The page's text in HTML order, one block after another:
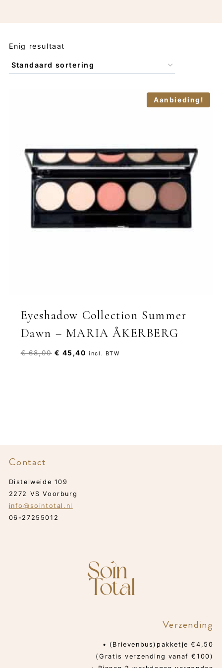
Enig resultaat
Aanbieding!
Eyeshadow Collection Summer
Dawn – MARIA ÅKERBERG
€68,00 Oorspronkelijke
€ 45,40 Huidige
incl. BTW
Contact
Distelweide 109
2272 VS Voorburg
info@sointotal.nl
06-27255012
Verzending
• (Brievenbus)pakketje €4,50
(Gratis verzending vanaf €100)